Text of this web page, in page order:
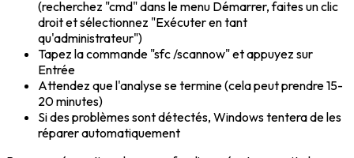
(recherchez "cmd" dans le menu Démarrer, faites un clic
droit et sélectionnez "Exécuter en tant
qu'administrateur")
Tapez la commande "sfc /scannow" et appuyez sur
Entrée
Attendez que l'analyse se termine (cela peut prendre 15-
20 minutes)
Si des problèmes sont détectés, Windows tentera de les
réparer automatiquement